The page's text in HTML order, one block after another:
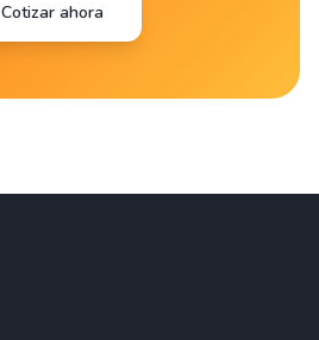
Cotizar ahora